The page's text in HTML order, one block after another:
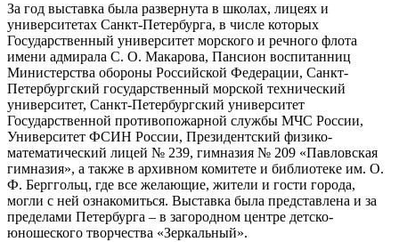
За год выставка была развернута в школах, лицеях и
университетах Санкт-Петербурга, в числе которых
Государственный университет морского и речного флота
имени адмирала С. О. Макарова, Пансион воспитанниц
Министерства обороны Российской Федерации, Санкт-
Петербургский государственный морской технический
университет, Санкт-Петербургский университет
Государственной противопожарной службы МЧС России,
Университет ФСИН России, Президентский физико-
математический лицей № 239, гимназия № 209 «Павловская
гимназия», а также в архивном комитете и библиотеке им. О.
Ф. Берггольц, где все желающие, жители и гости города,
могли с ней ознакомиться. Выставка была представлена и за
пределами Петербурга – в загородном центре детско-
юношеского творчества «Зеркальный».